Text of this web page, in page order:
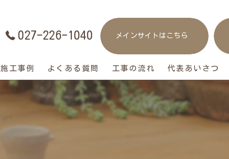
027-226-1040 メインサイトはこちら
施工事例 よくある質問 工事の流れ 代表あいさつ